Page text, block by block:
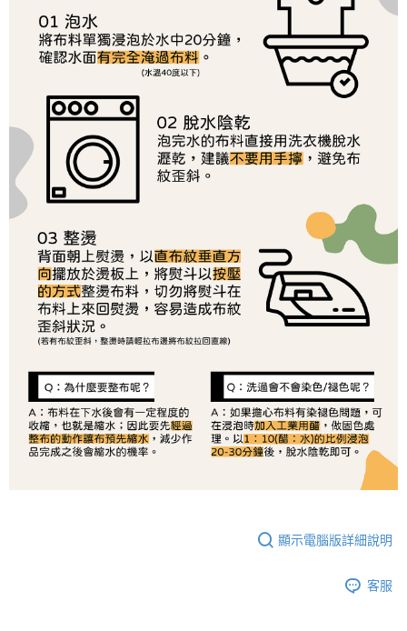
【注意事項】
１．透過由恩沛科技股份有限公司提供之「AFTEE先享後付」服務完成之交
易，需依本服務之必要範圍內提供個人資料，並將交易相關給付款項請求債
權轉讓予恩沛科技股份有限公司。
https://aftee.tw/terms/#terms3
３．未成年的使用者請事先徵得法定代理人或監護人之同意方可使用
「AFTEE先享後付」，若未經同意申辦者引起之損失，本公司不負相關責
４．使用「AFTEE先享後付」時，將依據個別帳號之用戶狀況，依本公司即
時審查核予不同之上限額度；若仍有額度不足之情形，本公司將視審查結果
請求用戶進行身份認證。
５．嚴禁一人註冊多個帳號或使用他人資訊註冊。若發現惡意使用之情形，
恩沛科技股份有限公司將有權停止該用戶之使用額度並採取法律行動。
顯示電腦版詳細說明
客服